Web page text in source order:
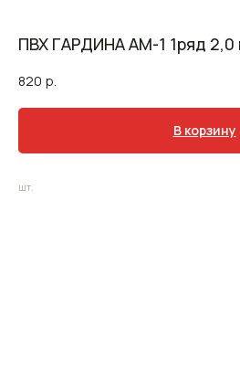
ПВХ ГАРДИНА АМ-1 1ряд 2,0
820 р.
В корзину
шт.